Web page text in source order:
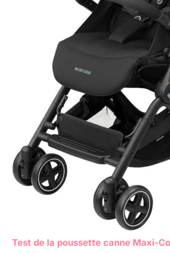
Test de la poussette canne Maxi-